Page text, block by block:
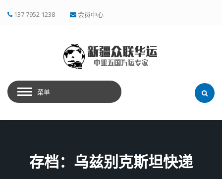
137 7952 1238 会员中心
菜单
存档：乌兹别克斯坦快递